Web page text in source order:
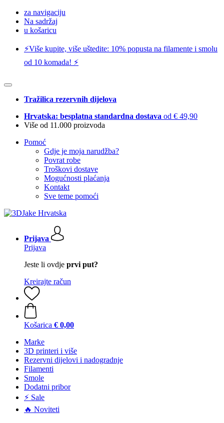
za navigaciju
Na sadržaj
u košaricu
⚡️Više kupite, više uštedite: 10% popusta na filamente i smolu
od 10 komada! ⚡️
Tražilica rezervnih dijelova
Hrvatska: besplatna standardna dostava od € 49,90
Više od 11.000 proizvoda
Pomoć
Gdje je moja narudžba?
Povrat robe
Troškovi dostave
Mogućnosti plaćanja
Kontakt
Sve teme pomoći
Prijava
Prijava
Jeste li ovdje prvi put?
Kreirajte račun
Košarica € 0,00
Marke
3D printeri i više
Rezervni dijelovi i nadogradnje
Filamenti
Smole
Dodatni pribor
⚡ Sale
🔥 Noviteti